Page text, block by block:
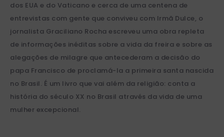
dos EUA e do Vaticano e cerca de uma centena de
entrevistas com gente que conviveu com Irmã Dulce, o
jornalista Graciliano Rocha escreveu uma obra repleta
de informações inéditas sobre a vida da freira e sobre as
alegações de milagre que antecederam a decisão do
papa Francisco de proclamá-la a primeira santa nascida
no Brasil. É um livro que vai além da religião: conta a
história do século XX no Brasil através da vida de uma
mulher excepcional.